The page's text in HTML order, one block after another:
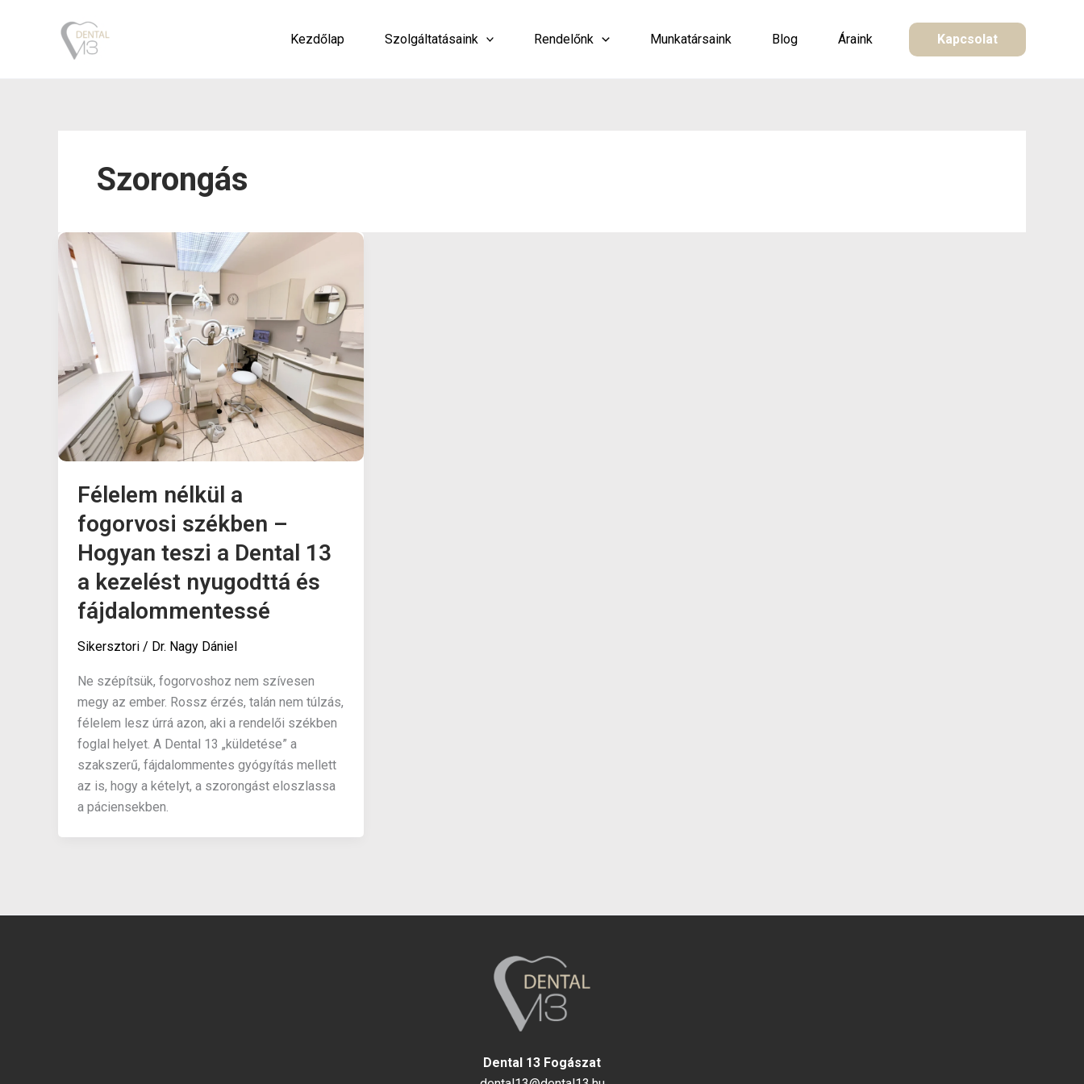
Kezdőlap Szolgáltatásaink Rendelőnk Munkatársaink Blog Áraink Kapcsolat
Szorongás
Félelem nélkül a
fogorvosi székben –
Hogyan teszi a Dental 13
a kezelést nyugodttá és
fájdalommentessé
Sikersztori / Dr. Nagy Dániel
Ne szépítsük, fogorvoshoz nem szívesen
megy az ember. Rossz érzés, talán nem túlzás,
félelem lesz úrrá azon, aki a rendelői székben
foglal helyet. A Dental 13 „küldetése” a
szakszerű, fájdalommentes gyógyítás mellett
az is, hogy a kételyt, a szorongást eloszlassa
a páciensekben.
Dental 13 Fogászat